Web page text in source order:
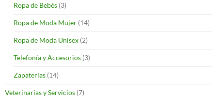
Ropa de Bebés (3)
Ropa de Moda Mujer (14)
Ropa de Moda Unisex (2)
Telefonía y Accesorios (3)
Zapaterías (14)
Veterinarias y Servicios (7)